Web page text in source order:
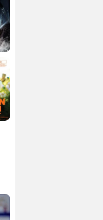
Cotton Queen Bande-annonce VO STFR